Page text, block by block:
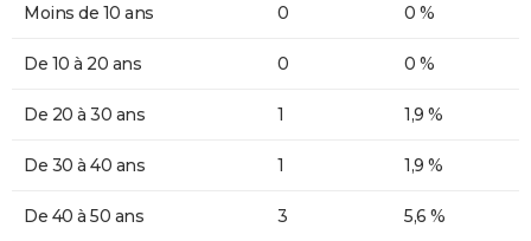
Moins de 10 ans 0 0 %
De 10 à 20 ans 0 0 %
De 20 à 30 ans 1 1,9 %
De 30 à 40 ans 1 1,9 %
De 40 à 50 ans 3 5,6 %